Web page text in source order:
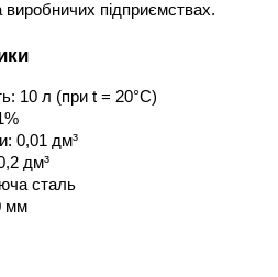
виробничих підприємствах.
10 л (при t = 20°C)
0,01 дм³
дм³
сталь
мм